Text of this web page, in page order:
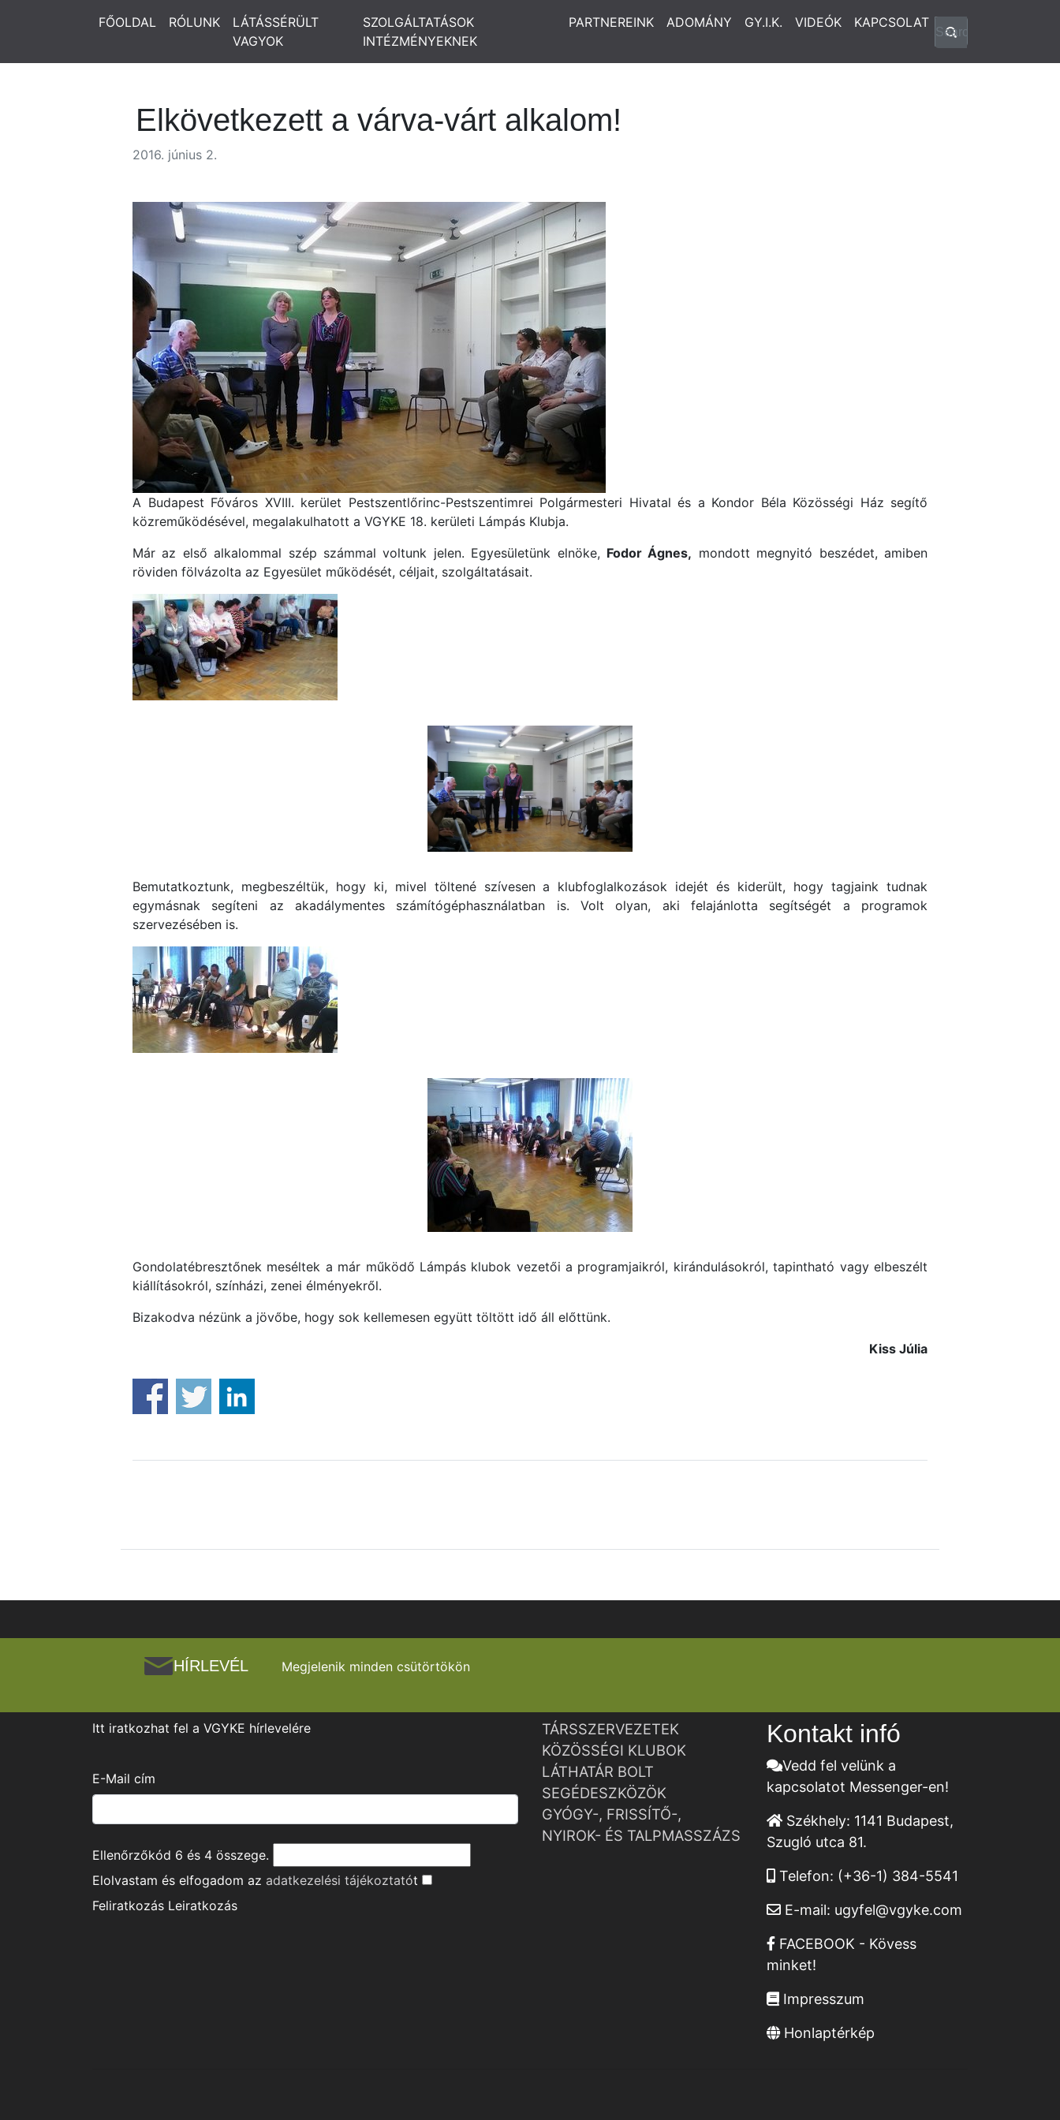
FŐOLDAL RÓLUNK
LÁTÁSSÉRÜLT
VAGYOK
SZOLGÁLTATÁSOK
INTÉZMÉNYEKNEK
PARTNEREINK ADOMÁNY GY.I.K. VIDEÓK KAPCSOLAT
Elkövetkezett a várva-várt alkalom!
2016. június 2.
A Budapest Főváros XVIII. kerület Pestszentlőrinc-Pestszentimrei Polgármesteri Hivatal és a Kondor Béla Közösségi Ház segítő
közreműködésével, megalakulhatott a VGYKE 18. kerületi Lámpás Klubja.
Már az első alkalommal szép számmal voltunk jelen. Egyesületünk elnöke, Fodor Ágnes, mondott megnyitó beszédet, amiben
röviden fölvázolta az Egyesület működését, céljait, szolgáltatásait.
Bemutatkoztunk, megbeszéltük, hogy ki, mivel töltené szívesen a klubfoglalkozások idejét és kiderült, hogy tagjaink tudnak
egymásnak segíteni az akadálymentes számítógéphasználatban is. Volt olyan, aki felajánlotta segítségét a programok
szervezésében is.
Gondolatébresztőnek meséltek a már működő Lámpás klubok vezetői a programjaikról, kirándulásokról, tapintható vagy elbeszélt
kiállításokról, színházi, zenei élményekről.
Bizakodva nézünk a jövőbe, hogy sok kellemesen együtt töltött idő áll előttünk.
Kiss Júlia
HÍRLEVÉL Megjelenik minden csütörtökön
Itt iratkozhat fel a VGYKE hírlevelére
E-Mail cím
Ellenőrzőkód 6 és 4 összege.
Elolvastam és elfogadom az adatkezelési tájékoztatót
Feliratkozás Leiratkozás
TÁRSSZERVEZETEK
KÖZÖSSÉGI KLUBOK
LÁTHATÁR BOLT
SEGÉDESZKÖZÖK
GYÓGY-, FRISSÍTŐ-,
NYIROK- ÉS TALPMASSZÁZS
Kontakt infó
Vedd fel velünk a
kapcsolatot Messenger-en!
Székhely: 1141 Budapest,
Szugló utca 81.
Telefon: (+36-1) 384-5541
E-mail: ugyfel@vgyke.com
FACEBOOK - Kövess
minket!
Impresszum
Honlaptérkép